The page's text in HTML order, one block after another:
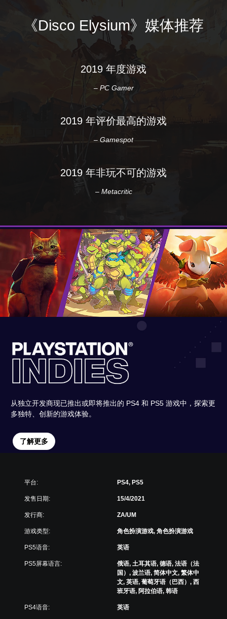
《Disco Elysium》媒体推荐
2019 年度游戏
– PC Gamer
2019 年评价最高的游戏
– Gamespot
2019 年非玩不可的游戏
– Metacritic
从独立开发商现已推出或即将推出的 PS4 和 PS5 游戏中，探索更
多独特、创新的游戏体验。
了解更多
平台: PS4, PS5
发售日期: 15/4/2021
发行商: ZA/UM
游戏类型: 角色扮演游戏, 角色扮演游戏
PS5语音: 英语
PS5屏幕语言:
俄语, 土耳其语, 德语, 法语（法
国）, 波兰语, 简体中文, 繁体中
文, 英语, 葡萄牙语（巴西）, 西
班牙语, 阿拉伯语, 韩语
PS4语音: 英语